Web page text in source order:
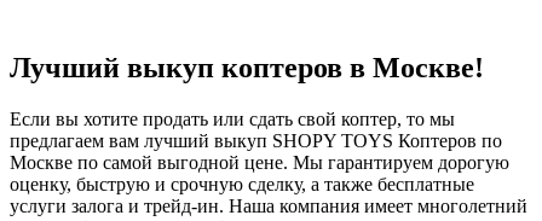
Лучший выкуп коптеров в Москве!
Если вы хотите продать или сдать свой коптер, то мы
предлагаем вам лучший выкуп SHOPY TOYS Коптеров по
Москве по самой выгодной цене. Мы гарантируем дорогую
оценку, быструю и срочную сделку, а также бесплатные
услуги залога и трейд-ин. Наша компания имеет многолетний